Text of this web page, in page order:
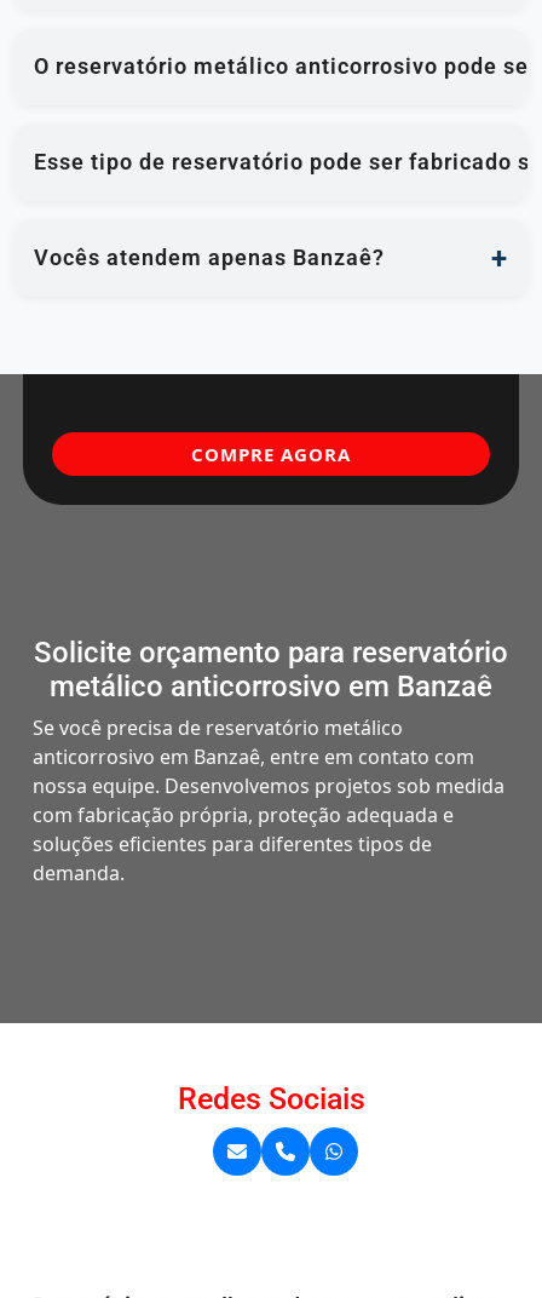
O reservatório metálico anticorrosivo pode
Esse tipo de reservatório pode ser fabricado
Vocês atendem apenas Banzaê?
Solicite orçamento para reservatório
metálico anticorrosivo em Banzaê
Se você precisa de reservatório metálico
anticorrosivo em Banzaê, entre em contato com
nossa equipe. Desenvolvemos projetos sob medida
com fabricação própria, proteção adequada e
soluções eficientes para diferentes tipos de
demanda.
COMPRE AGORA
Redes Sociais